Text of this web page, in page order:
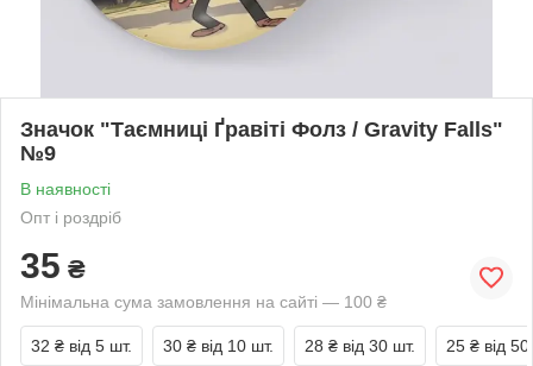
Значок "Таємниці Ґравіті Фолз / Gravity Falls"
№9
В наявності
Опт і роздріб
35 ₴
Мінімальна сума замовлення на сайті — 100 ₴
32 ₴ від 5 шт. 30 ₴ від 10 шт. 28 ₴ від 30 шт. 25 ₴ від